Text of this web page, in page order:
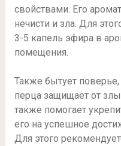
свойствами. Его
нечисти и зла. Для
3-5 капель эфира в
помещения.
Также бытует
перца защищает от
также помогает
его на успешное
Для этого